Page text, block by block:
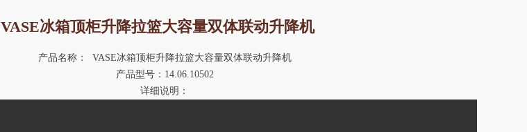
VASE冰箱顶柜升降拉篮大容量双体联动升降机
产品名称： VASE冰箱顶柜升降拉篮大容量双体联动升降机
产品型号：14.06.10502
详细说明：